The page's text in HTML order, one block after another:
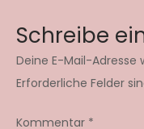
Schreibe
Deine E-Mail-
Erforderliche Felder
Kommentar *